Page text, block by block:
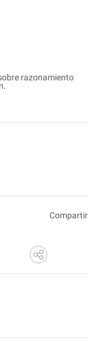
razonamiento
Compartir